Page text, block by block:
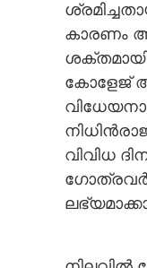
കാരണം
കോളേജ്
വിവിധ